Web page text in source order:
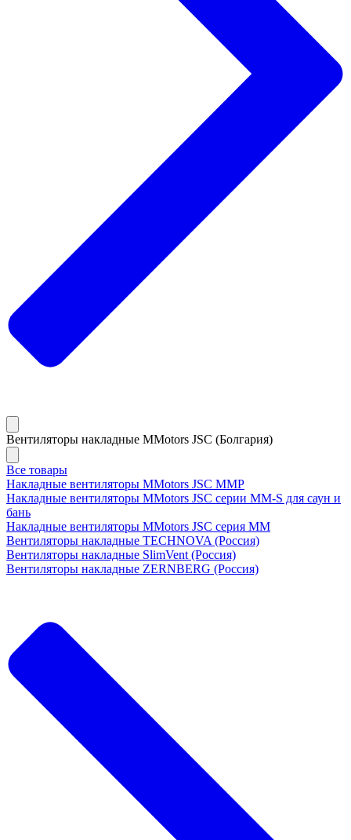
Вентиляторы накладные MMotors JSC (Болгария)
Все товары
Накладные вентиляторы MMotors JSC MMP
Накладные вентиляторы MMotors JSC серии MM-S для саун и
бань
Накладные вентиляторы MMotors JSC серия МM
Вентиляторы накладные TECHNOVA (Россия)
Вентиляторы накладные SlimVent (Россия)
Вентиляторы накладные ZERNBERG (Россия)